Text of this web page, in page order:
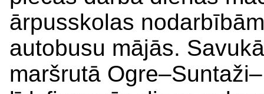
ārpusskolas
autobusu mājās.
maršrutā